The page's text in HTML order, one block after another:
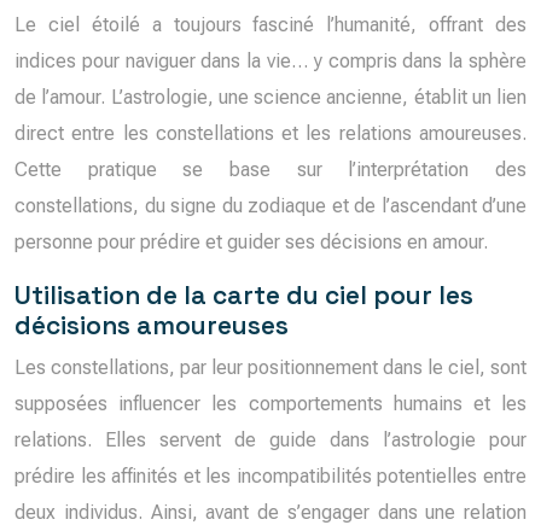
Le ciel étoilé a toujours fasciné l’humanité, offrant des
indices pour naviguer dans la vie… y compris dans la sphère
de l’amour. L’astrologie, une science ancienne, établit un lien
direct entre les constellations et les relations amoureuses.
Cette pratique se base sur l’interprétation des
constellations, du signe du zodiaque et de l’ascendant d’une
personne pour prédire et guider ses décisions en amour.
Utilisation de la carte du ciel pour les
décisions amoureuses
Les constellations, par leur positionnement dans le ciel, sont
supposées influencer les comportements humains et les
relations. Elles servent de guide dans l’astrologie pour
prédire les affinités et les incompatibilités potentielles entre
deux individus. Ainsi, avant de s’engager dans une relation